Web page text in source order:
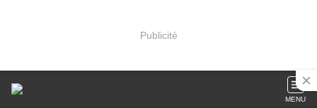
Publicité
MENU